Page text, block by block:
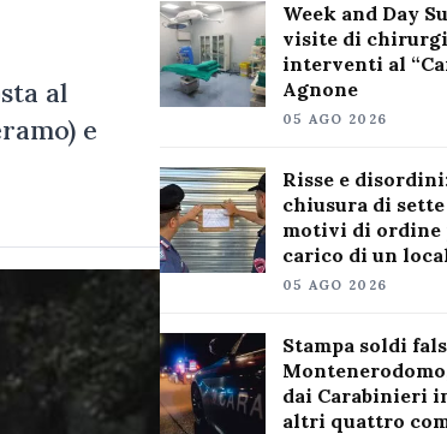
al
e
Week and Day
visite di
interventi al
Agnone
05 AGO 2026
Risse e
chiusura di
motivi di ordine
carico di un
05 AGO 2026
Stampa soldi
dai Carabinieri
altri quattro